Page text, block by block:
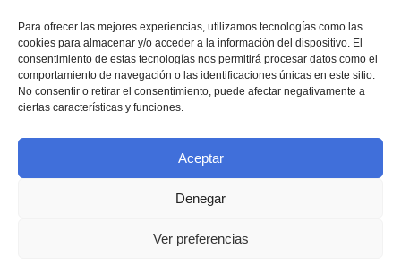
Para ofrecer las mejores experiencias, utilizamos tecnologías como las
cookies para almacenar y/o acceder a la información del dispositivo. El
consentimiento de estas tecnologías nos permitirá procesar datos como el
comportamiento de navegación o las identificaciones únicas en este sitio.
No consentir o retirar el consentimiento, puede afectar negativamente a
ciertas características y funciones.
Aceptar
Denegar
Ver preferencias
08860 Castelldefels (Barcelona)
Tel.:+34 93 280 2088
Fax:+34 93 280 6395
E-mail:ieec@ieec.cat
Aviso legal